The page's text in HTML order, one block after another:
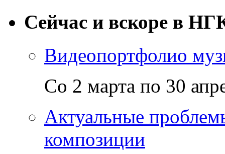
Сейчас и вскоре в
Видеопортфолио
Со 2 марта по 30
Актуальные
композиции